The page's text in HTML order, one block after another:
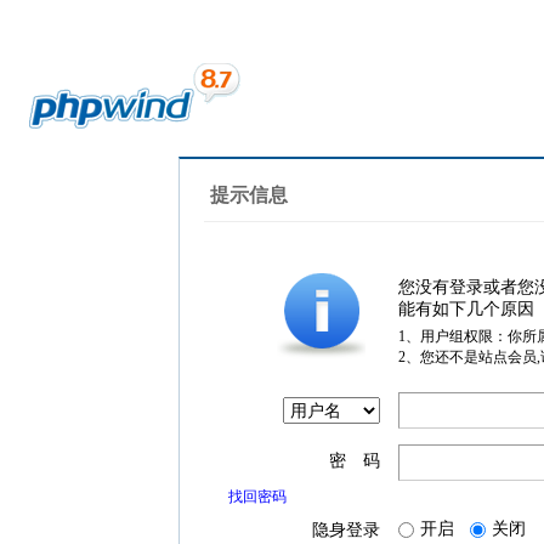
提示信息
您没有登录或者您
能有如下几个原因
1、用户组权限：你所
2、您还不是站点会员
密 码
找回密码
隐身登录 开启 关闭